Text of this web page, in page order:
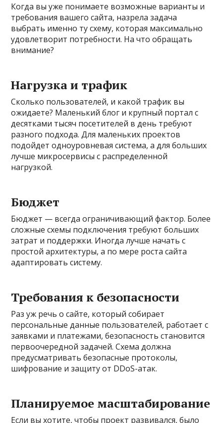
Когда вы уже понимаете возможные варианты и
требования вашего сайта, назрела задача
выбрать именно ту схему, которая максимально
удовлетворит потребности. На что обращать
внимание?
Нагрузка и трафик
Сколько пользователей, и какой трафик вы
ожидаете? Маленький блог и крупный портал с
десятками тысяч посетителей в день требуют
разного подхода. Для маленьких проектов
подойдет одноуровневая система, а для больших
лучше микросервисы с распределенной
нагрузкой.
Бюджет
Бюджет — всегда ограничивающий фактор. Более
сложные схемы подключения требуют больших
затрат и поддержки. Иногда лучше начать с
простой архитектуры, а по мере роста сайта
адаптировать систему.
Требования к безопасности
Раз уж речь о сайте, который собирает
персональные данные пользователей, работает с
заявками и платежами, безопасность становится
первоочередной задачей. Схема должна
предусматривать безопасные протоколы,
шифрование и защиту от DDoS-атак.
Планируемое масштабирование
Если вы хотите, чтобы проект развивался, было